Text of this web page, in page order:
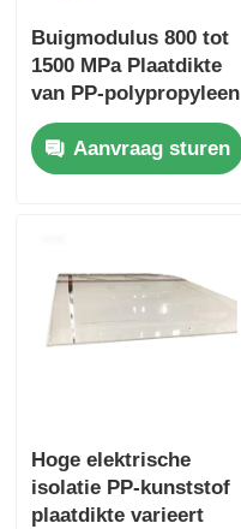
Buigmodulus 800 tot
1500 MPa Plaatdikte
van PP-polypropyleen
varieert doorgaans
van 1 mm tot 20 mm
Ideaal voor
Aanvraag sturen
Hoge elektrische
isolatie PP-kunststof
plaatdikte varieert